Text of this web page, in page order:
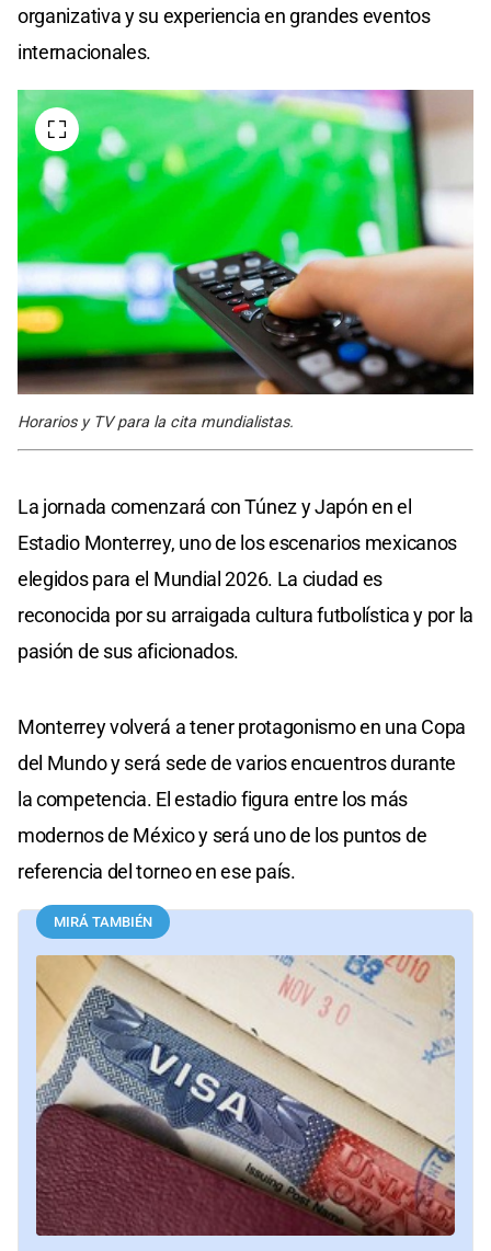
organizativa y su experiencia en grandes eventos
internacionales.
Horarios y TV para la cita mundialistas.
La jornada comenzará con Túnez y Japón en el
Estadio Monterrey, uno de los escenarios mexicanos
elegidos para el Mundial 2026. La ciudad es
reconocida por su arraigada cultura futbolística y por la
pasión de sus aficionados.
Monterrey volverá a tener protagonismo en una Copa
del Mundo y será sede de varios encuentros durante
la competencia. El estadio figura entre los más
modernos de México y será uno de los puntos de
referencia del torneo en ese país.
MIRÁ TAMBIÉN